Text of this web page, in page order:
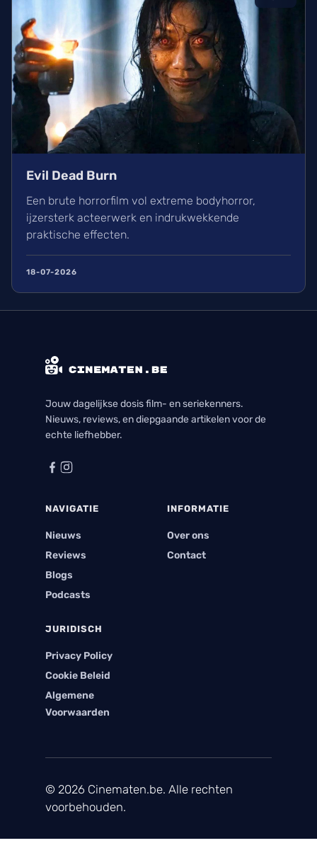
Evil Dead Burn
Een brute horrorfilm vol extreme bodyhorror,
ijzersterk acteerwerk en indrukwekkende
praktische effecten.
18-07-2026
Jouw dagelijkse dosis film- en seriekenners.
Nieuws, reviews, en diepgaande artikelen voor de
echte liefhebber.
NAVIGATIE
Nieuws
Reviews
Blogs
Podcasts
INFORMATIE
Over ons
Contact
JURIDISCH
Privacy Policy
Cookie Beleid
Algemene
Voorwaarden
© 2026 Cinematen.be. Alle rechten
voorbehouden.